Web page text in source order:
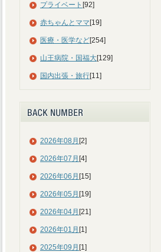
プライベート [92]
赤ちゃんとママ [19]
医療・医学など[254]
山王病院・国福大[129]
国内出張・旅行[11]
2026年08月 [2]
2026年07月 [4]
2026年06月 [15]
2026年05月 [19]
2026年04月 [21]
2026年01月 [1]
2025年09月 [1]